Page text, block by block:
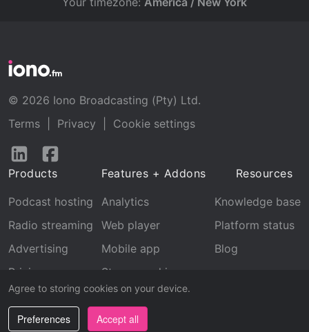
Agree to storing cookies on your device.
Preferences Accept all
© 2026 Iono Broadcasting (Pty) Ltd.
Terms
Privacy
Cookie settings
Follow
LinkedInFacebook
Products
Podcast hosting
Radio streaming
Advertising
Pricing
Features + Addons
Analytics
Web player
Mobile app
Stream archive
Recognition
Resources
Knowledge base
Platform status
Blog